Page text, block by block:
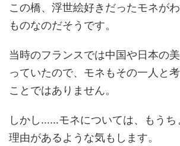
この橋、浮世絵好きだったモネが
ものなのだそうです。
当時のフランスでは中国や日本の
っていたので、モネもその一人と
ことではありません。
しかし……モネについては、もうち
理由があるような気もします。